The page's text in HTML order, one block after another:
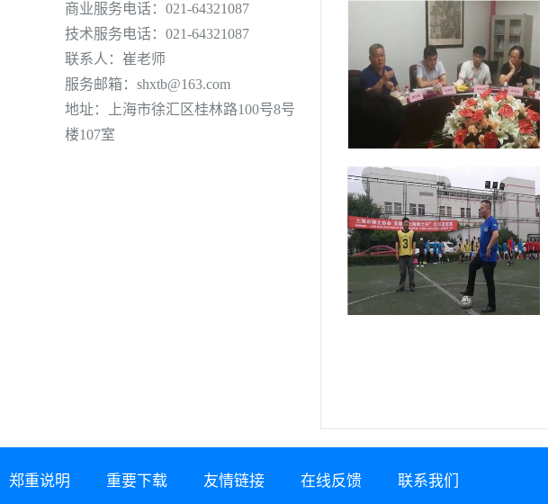
商业服务电话：021-64321087
技术服务电话：021-64321087
联系人：崔老师
服务邮箱：shxtb@163.com
地址：上海市徐汇区桂林路100号8号
楼107室
郑重说明 重要下载 友情链接 在线反馈 联系我们